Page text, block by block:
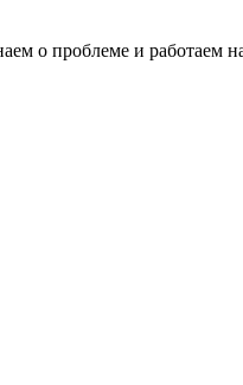
о проблеме и работаем